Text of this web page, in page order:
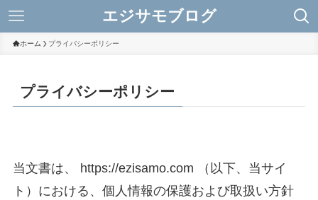
エジサモブログ
ホーム プライバシーポリシー
プライバシーポリシー
当文書は、 https://ezisamo.com （以下、当サイ
ト）における、個人情報の保護および取扱い方針